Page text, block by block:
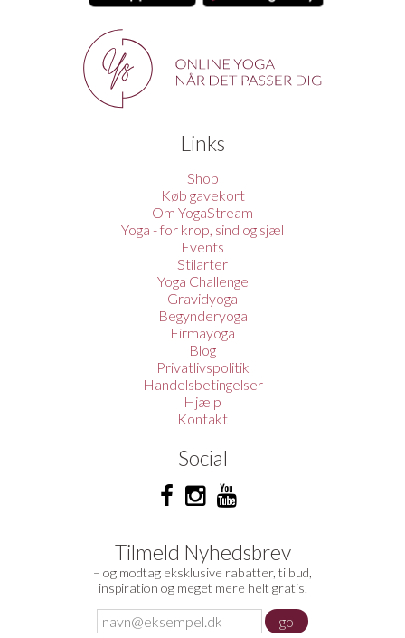
Links
Shop
Køb gavekort
Om YogaStream
Yoga - for krop, sind og sjæl
Events
Stilarter
Yoga Challenge
Gravidyoga
Begynderyoga
Firmayoga
Blog
Privatlivspolitik
Handelsbetingelser
Hjælp
Kontakt
Social
Tilmeld Nyhedsbrev
– og modtag eksklusive rabatter, tilbud,
inspiration og meget mere helt gratis.